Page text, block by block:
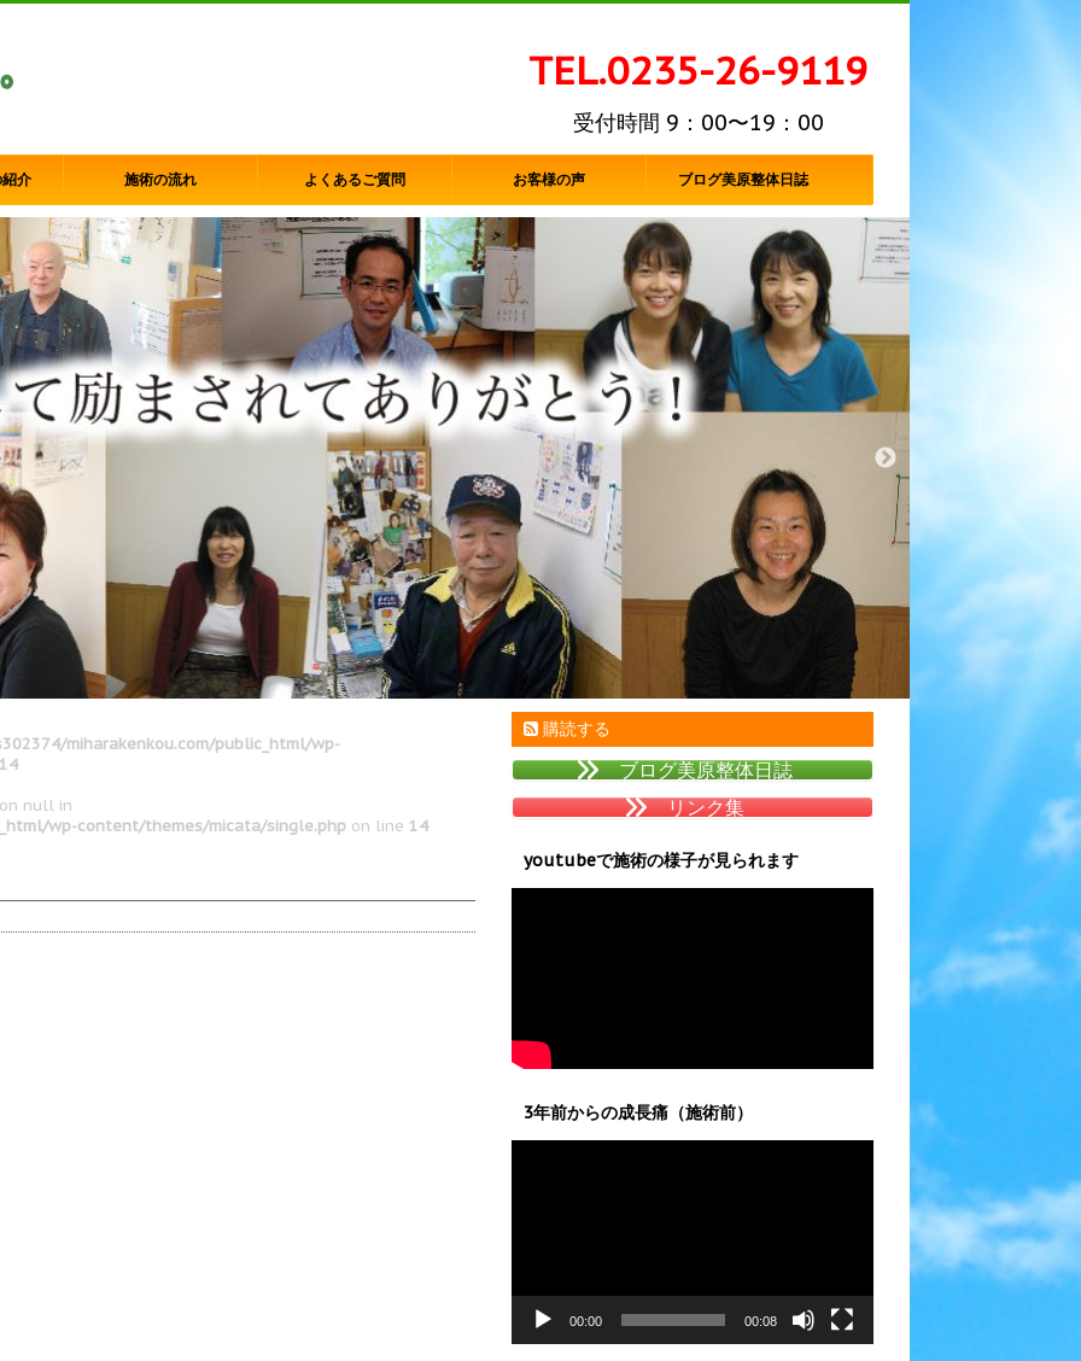
TEL.0235-26-9119
受付時間 9：00〜19：00
介 施術の流れ よくあるご質問 お客様の声 ブログ美原整体日誌
miharakenkou.com/public_html/wp-
14
null in
wp-content/themes/micata/single.php on line 14
購読する
ブログ美原整体日誌
リンク集
youtubeで施術の様子が見られます
3年前からの成長痛（施術前）
00:00 00:08